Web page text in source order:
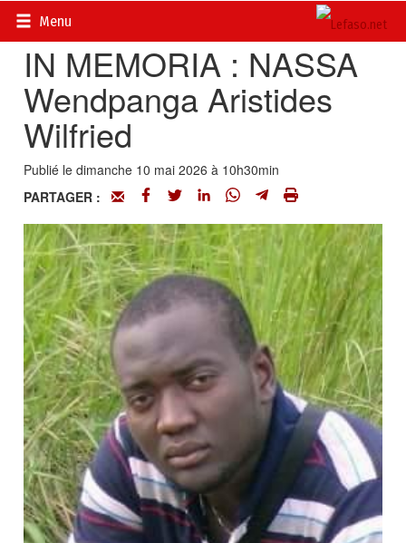
Menu
Accueil>
IN MEMORIA : NASSA
Wendpanga Aristides
Wilfried
Publié le dimanche 10 mai 2026 à 10h30min
PARTAGER :